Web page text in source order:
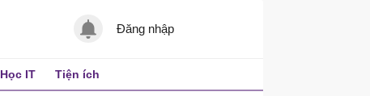
Đăng nhập
Học IT Tiện ích